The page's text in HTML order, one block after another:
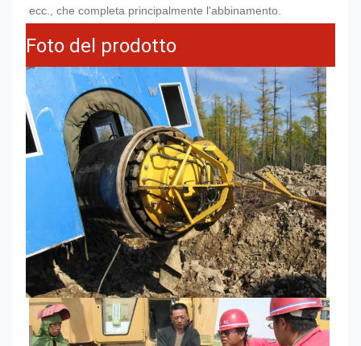
ecc., che completa principalmente l'abbinamento.
Foto del prodotto